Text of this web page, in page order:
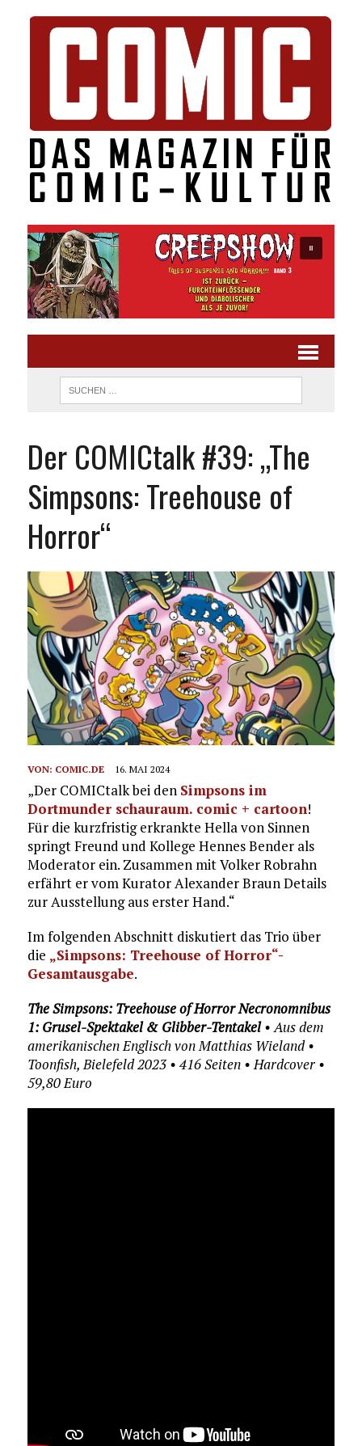
Der COMICtalk #39: „The
Simpsons: Treehouse of
Horror“
VON: COMIC.DE 16. MAI 2024
„Der COMICtalk bei den Simpsons im
Dortmunder schauraum. comic + cartoon!
Für die kurzfristig erkrankte Hella von Sinnen
springt Freund und Kollege Hennes Bender als
Moderator ein. Zusammen mit Volker Robrahn
erfährt er vom Kurator Alexander Braun Details
zur Ausstellung aus erster Hand.“
Im folgenden Abschnitt diskutiert das Trio über
die „Simpsons: Treehouse of Horror“-
Gesamtausgabe.
The Simpsons: Treehouse of Horror Necronomnibus
1: Grusel-Spektakel & Glibber-Tentakel• Aus dem
amerikanischen Englisch von Matthias Wieland •
Toonfish, Bielefeld 2023 • 416 Seiten • Hardcover •
59,80 Euro